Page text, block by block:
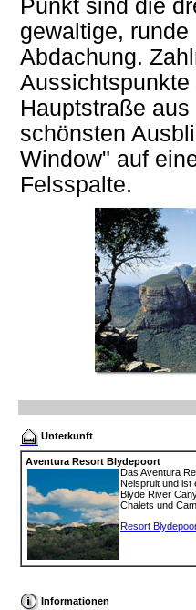
Punkt sind die
gewaltige,
Abdachung.
Hauptstraße
schönsten
Window" auf
Felsspalte.
Unterkunft
Aventura Resort Blydepoort
Das Aventura
Nelspruit und ist
Blyde River
Chalets und
Resort
Informationen